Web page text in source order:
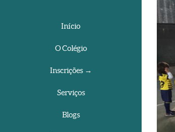
Início
O Colégio
Inscrições →
Serviços
Blogs
Image